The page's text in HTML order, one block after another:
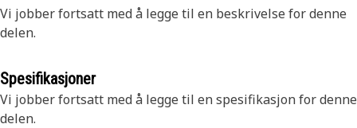
Vi jobber fortsatt med å legge til en beskrivelse for denne
delen.
Spesifikasjoner
Vi jobber fortsatt med å legge til en spesifikasjon for denne
delen.